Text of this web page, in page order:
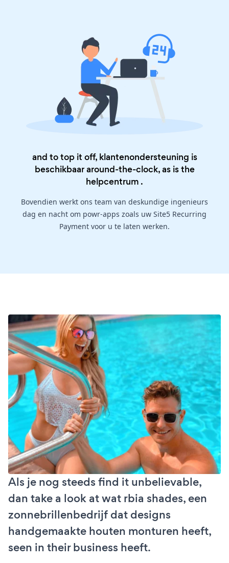
and to top it off, klantenondersteuning is
beschikbaar around-the-clock, as is the
helpcentrum .
Bovendien werkt ons team van deskundige ingenieurs
dag en nacht om powr-apps zoals uw Site5 Recurring
Payment voor u te laten werken.
Als je nog steeds find it unbelievable,
dan take a look at wat rbia shades, een
zonnebrillenbedrijf dat designs
handgemaakte houten monturen heeft,
seen in their business heeft.